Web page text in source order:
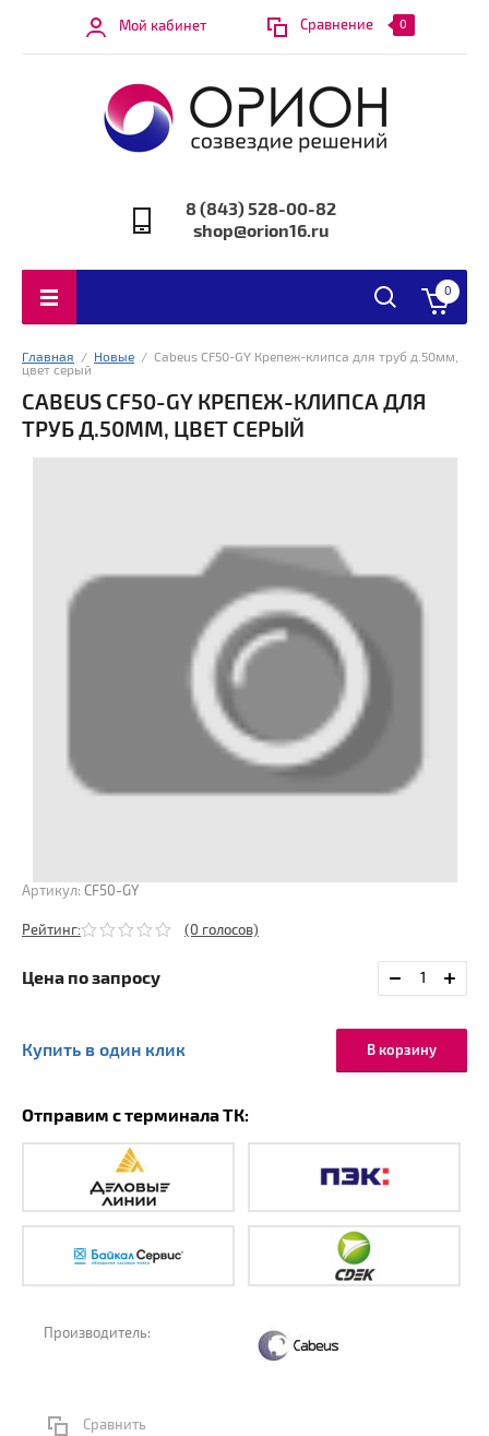
Мой кабинет Сравнение 0
8 (843) 528-00-82
shop@orion16.ru
0
Главная
  /
Новые
  /  Cabeus CF50-GY Крепеж-клипса для труб д.50мм,
цвет серый
CABEUS CF50-GY КРЕПЕЖ-КЛИПСА ДЛЯ
ТРУБ Д.50ММ, ЦВЕТ СЕРЫЙ
Артикул: CF50-GY
Рейтинг: (0 голосов)
Цена по запросу
Купить в один клик В корзину
Отправим с терминала ТК:
Производитель:
Сравнить